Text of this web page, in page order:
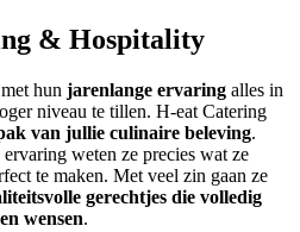
& Hospitality
hun jarenlange ervaring alles in
niveau te tillen. H-eat Catering
van jullie culinaire beleving.
weten ze precies wat ze
te maken. Met veel zin gaan ze
gerechtjes die volledig
wensen.